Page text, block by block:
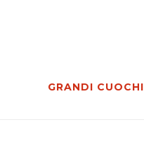
GRANDI CUOCHI